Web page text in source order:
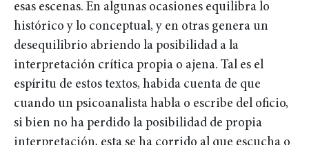
esas escenas. En algunas ocasiones equilibra lo
histórico y lo conceptual, y en otras genera un
desequilibrio abriendo la posibilidad a la
interpretación crítica propia o ajena. Tal es el
espíritu de estos textos, habida cuenta de que
cuando un psicoanalista habla o escribe del oficio,
si bien no ha perdido la posibilidad de propia